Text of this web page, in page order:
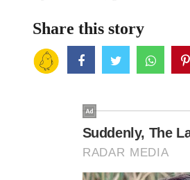
Share this story